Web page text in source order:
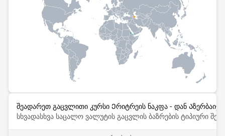
შეადარეთ გაცვლითი კურსი Ერიტრეის ნაკფა - დან
სხვადასხვა საცალო ვალუტის გაცვლის ბაზრების ტიპიური